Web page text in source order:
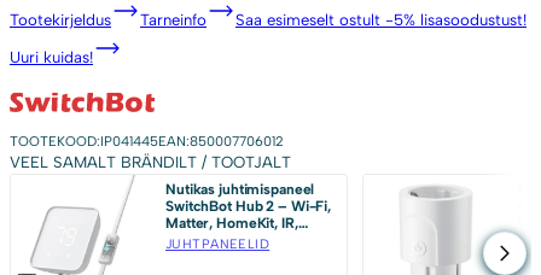
Tootekirjeldus
Tarneinfo Saa esimeselt ostult -5% lisasoodustust!
Uuri kuidas!
TOOTEKOOD:IP041445EAN:850007706012
VEEL SAMALT BRÄNDILT / TOOTJALT
Nutikas juhtimispaneel
SwitchBot Hub 2 – Wi-Fi,
Matter, HomeKit, IR,
temperatuuri- ja
niiskuseandur
JUHTPANEELID